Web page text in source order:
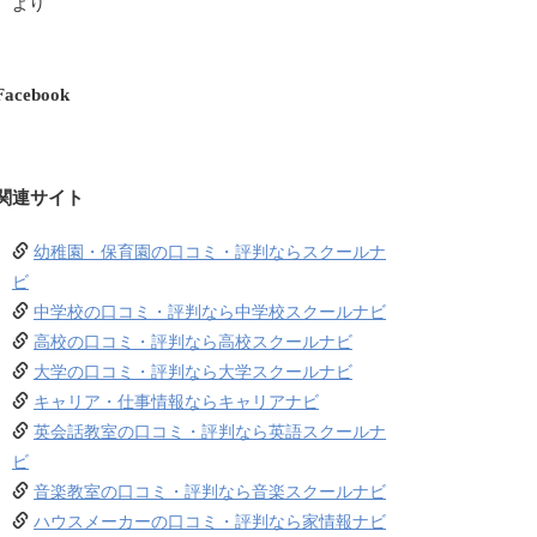
より
連サイト
幼稚園・保育園の口コミ・評判ならスクールナ
ビ
中学校の口コミ・評判なら中学校スクールナビ
高校の口コミ・評判なら高校スクールナビ
大学の口コミ・評判なら大学スクールナビ
キャリア・仕事情報ならキャリアナビ
英会話教室の口コミ・評判なら英語スクールナ
ビ
音楽教室の口コミ・評判なら音楽スクールナビ
ハウスメーカーの口コミ・評判なら家情報ナビ